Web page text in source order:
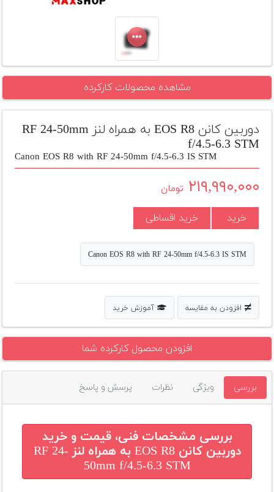
افزودن
دست
دوم
لیست
دوربین
بله
مشاهده محصولات کارکرده
دوربین کانن EOS R8 به همراه لنز RF 24-50mm
f/4.5-6.3 STM
Canon EOS R8 with RF 24-50mm f/4.5-6.3 IS STM
۲۱۹,۹۹۰,۰۰۰ تومان
خرید خرید اقساطی
Canon EOS R8 with RF 24-50mm f/4.5-6.3 IS STM
افزودن به مقایسه آموزش خرید
افزودن محصول کارکرده شما
بررسی ویژگی نظرات پرسش و پاسخ
بررسی مشخصات فنی، قیمت و خرید
دوربین کانن EOS R8 به همراه لنز RF 24-
50mm f/4.5-6.3 STM